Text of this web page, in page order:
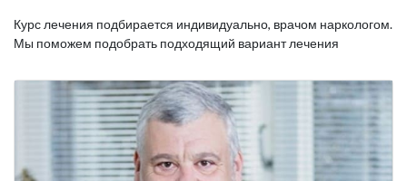
Курс лечения подбирается индивидуально, врачом наркологом.
Мы поможем подобрать подходящий вариант лечения